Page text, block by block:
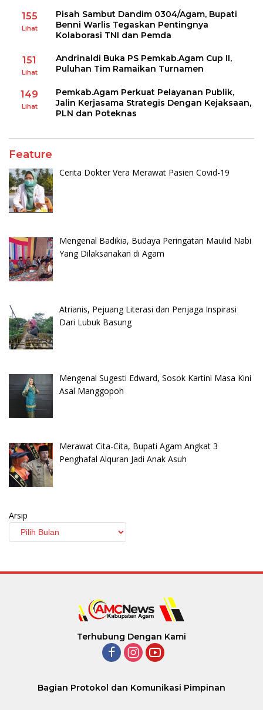
155
Lihat
Pisah Sambut Dandim 0304/Agam, Bupati
Benni Warlis Tegaskan Pentingnya
Kolaborasi TNI dan Pemda
151
Lihat
Andrinaldi Buka PS Pemkab.Agam Cup II,
Puluhan Tim Ramaikan Turnamen
149
Lihat
Pemkab.Agam Perkuat Pelayanan Publik,
Jalin Kerjasama Strategis Dengan Kejaksaan,
PLN dan Poteknas
Feature
Cerita Dokter Vera Merawat Pasien Covid-19
Mengenal Badikia, Budaya Peringatan Maulid Nabi
Yang Dilaksanakan di Agam
Atrianis, Pejuang Literasi dan Penjaga Inspirasi
Dari Lubuk Basung
Mengenal Sugesti Edward, Sosok Kartini Masa Kini
Asal Manggopoh
Merawat Cita-Cita, Bupati Agam Angkat 3
Penghafal Alquran Jadi Anak Asuh
Arsip
Terhubung Dengan Kami
Bagian Protokol dan Komunikasi Pimpinan